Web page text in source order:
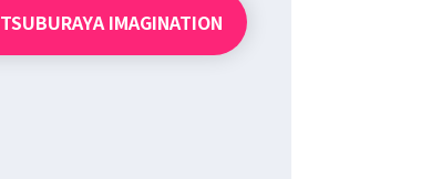
TSUBURAYA IMAGINATION